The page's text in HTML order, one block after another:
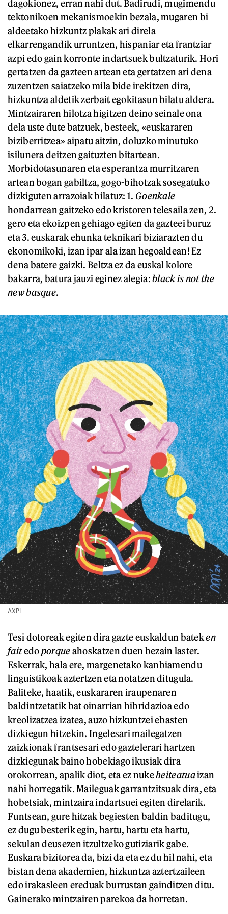
dagokionez, erran nahi dut. Badirudi, mugimendu
tektonikoen mekanismoekin bezala, mugaren bi
aldeetako hizkuntz plakak ari direla
elkarrengandik urruntzen, hispaniar eta frantziar
azpi edo gain korronte indartsuek bultzaturik. Hori
gertatzen da gazteen artean eta gertatzen ari dena
zuzentzen saiatzeko mila bide irekitzen dira,
hizkuntza aldetik zerbait egokitasun bilatu aldera.
Mintzairaren hilotza higitzen deino seinale ona
dela uste dute batzuek, besteek, «euskararen
biziberritzea» aipatu aitzin, doluzko minutuko
isilunera deitzen gaituzten bitartean.
Morbidotasunaren eta esperantza murritzaren
artean bogan gabiltza, gogo-bihotzak sosegatuko
dizkiguten arrazoiak bilatuz: 1. Goenkale
hondarrean gaitzeko edo kristoren telesaila zen, 2.
gero eta ekoizpen gehiago egiten da gazteei buruz
eta 3. euskarak ehunka teknikari biziarazten du
ekonomikoki, izan ipar ala izan hegoaldean! Ez
dena batere gaizki. Beltza ez da euskal kolore
bakarra, batura jauzi eginez alegia:black is not the
new basque.
AXPI
Tesi dotoreak egiten dira gazte euskaldun bateken
faitedoporqueahoskatzen duen bezain laster.
Eskerrak, hala ere, margenetako kanbiamendu
linguistikoak aztertzen eta notatzen ditugula.
Baliteke, haatik, euskararen iraupenaren
baldintzetatik bat oinarrian hibridazioa edo
kreolizatzea izatea, auzo hizkuntzei ebasten
dizkiegun hitzekin. Ingelesari mailegatzen
zaizkionak frantsesari edo gaztelerari hartzen
dizkiegunak baino hobekiago ikusiak dira
orokorrean, apalik diot, eta ez nukeheiteatuaizan
nahi horregatik. Maileguak garrantzitsuak dira, eta
hobetsiak, mintzaira indartsuei egiten direlarik.
Funtsean, gure hitzak begiesten baldin baditugu,
ez dugu besterik egin, hartu, hartu eta hartu,
sekulan deusezen itzultzeko gutiziarik gabe.
Euskara bizitorea da, bizi da eta ez du hil nahi, eta
bistan dena akademien, hizkuntza aztertzaileen
edo irakasleen ereduak burrustan gainditzen ditu.
Gainerako mintzairen parekoa da horretan.